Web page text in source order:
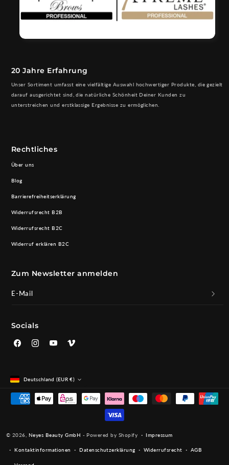
20 Jahre Erfahrung
Unser Sortiment umfasst eine vielfältige Auswahl hochwertiger Produkte, die gezielt
darauf ausgerichtet sind, die natürliche Schönheit Deiner Kunden zu
unterstreichen und erstklassige Ergebnisse zu ermöglichen.
Rechtliches
Über uns
Blog
Barrierefreiheitserklärung
Widerrufsrecht B2B
Widerrufsrecht B2C
Widerruf erklären B2C
Zum Newsletter anmelden
E-Mail
Socials
FacebookInstagramYouTubeVimeo
Deutschland (EUR €)
Zahlungsmethoden
© 2026, Neyes Beauty GmbH - Powered by Shopify Impressum
Kontaktinformationen Datenschutzerklärung Widerrufsrecht AGB